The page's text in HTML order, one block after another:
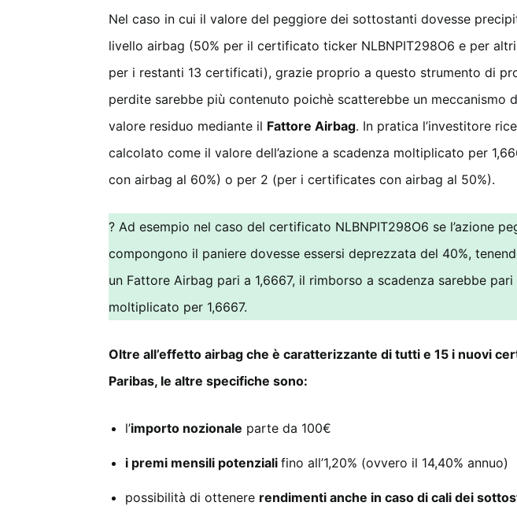
Nel caso in cui il valore del peggiore dei sottostanti dovesse
livello airbag (50% per il certificato ticker NLBNPIT298O6 e per
per i restanti 13 certificati), grazie proprio a questo strumento di
perdite sarebbe più contenuto poichè scatterebbe un meccanismo
valore residuo mediante il Fattore Airbag. In pratica l’investitore
calcolato come il valore dell’azione a scadenza moltiplicato per
con airbag al 60%) o per 2 (per i certificates con airbag al 50%).
? Ad esempio nel caso del certificato NLBNPIT298O6 se l’azione
compongono il paniere dovesse essersi deprezzata del 40%,
un Fattore Airbag pari a 1,6667, il rimborso a scadenza sarebbe
moltiplicato per 1,6667.
Oltre all’effetto airbag che è caratterizzante di tutti e 15 i nuovi
Paribas, le altre specifiche sono:
l’importo nozionale parte da 100€
i premi mensili potenziali fino all’1,20% (ovvero il 14,40% annuo)
possibilità di ottenere rendimenti anche in caso di cali dei